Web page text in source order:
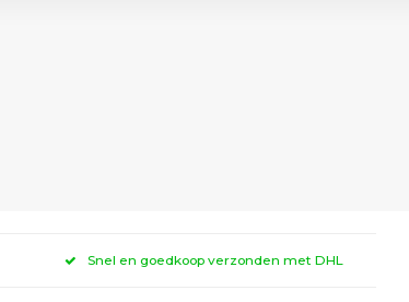
Snel en goedkoop verzonden met DHL